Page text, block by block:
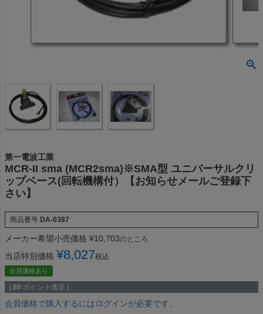
第一電波工業
MCR-II sma (MCR2sma)※SMA型 ユニバーサルクリ
ップベース(回転機構付）【お知らせメールご登録下
さい】
商品番号 DA-0387
メーカー希望小売価格 ¥10,703のところ
当店特別価格 ¥8,027税込
会員価格あり
[ 80 ポイント進呈 ]
会員価格で購入するにはログインが必要です。